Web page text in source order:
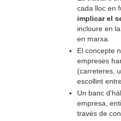
cada lloc en
implicar el
incloure en
en marxa.
El concepte
empreses
(carreteres,
escollint
Un banc
empresa,
través de